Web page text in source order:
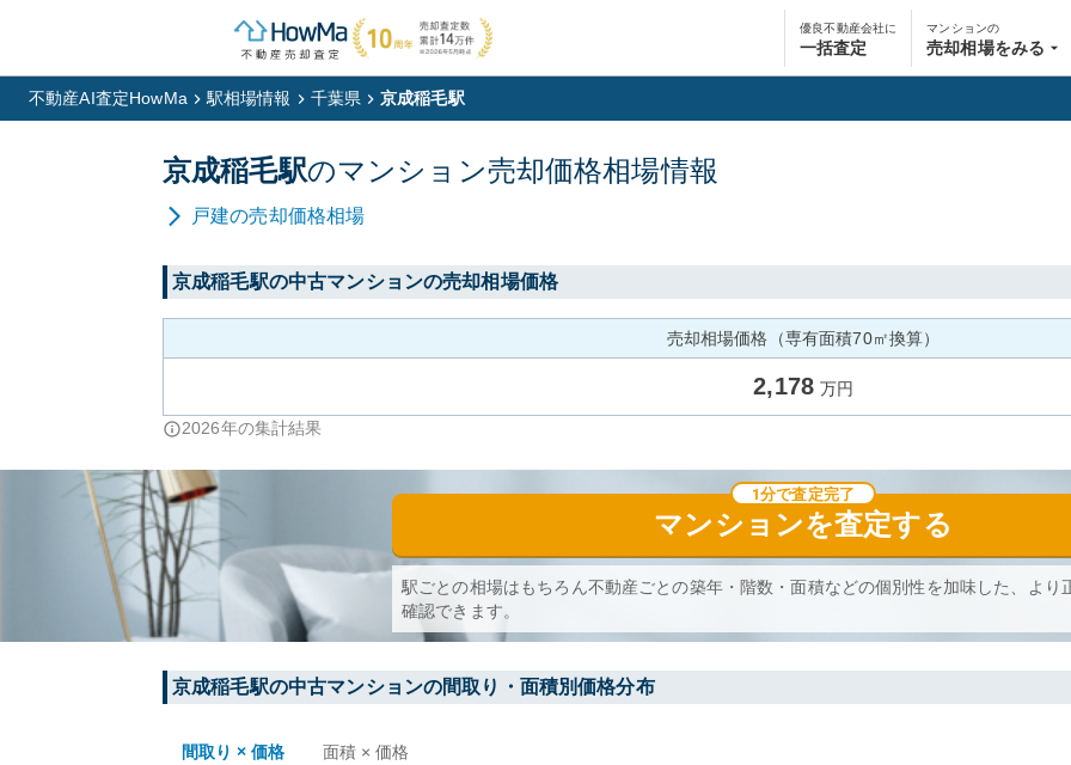
優良不動産会社に
一括査定
マンションの
売却相場をみる
不動産AI査定HowMa 駅相場情報 千葉県 京成稲毛駅
京成稲毛駅のマンション売却価格相場情報
戸建の売却価格相場
京成稲毛駅の中古マンションの売却相場価格
売却相場価格（専有面積70㎡換算）
2,178 万円
2026年の集計結果
マンションを査定する
1分で査定完了
駅ごとの相場はもちろん不動産ごとの築年・階数・面積などの個別性を加味した、より
確認できます。
京成稲毛駅の中古マンションの間取り・面積別価格分布
間取り × 価格 面積 × 価格